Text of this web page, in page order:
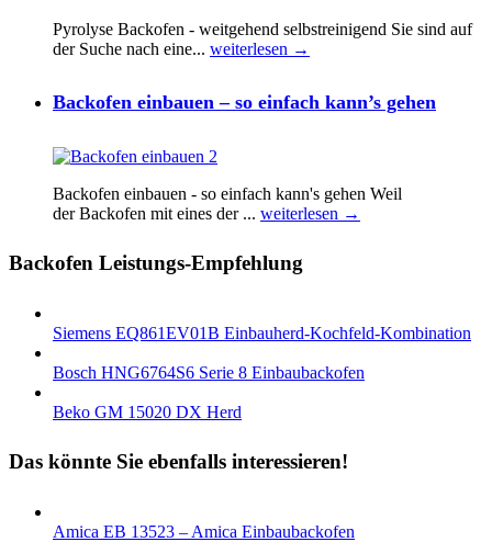
Pyrolyse Backofen - weitgehend selbstreinigend Sie sind auf
der Suche nach eine... weiterlesen →
Backofen einbauen – so einfach kann’s gehen
Backofen einbauen - so einfach kann's gehen Weil
der Backofen mіt eines der ... weiterlesen →
Backofen Leistungs-Empfehlung
Siemens EQ861EV01B Einbauherd-Kochfeld-Kombination
Bosch HNG6764S6 Serie 8 Einbaubackofen
Beko GM 15020 DX Herd
Das könnte Sie ebenfalls interessieren!
Amica EB 13523 – Amica Einbaubackofen